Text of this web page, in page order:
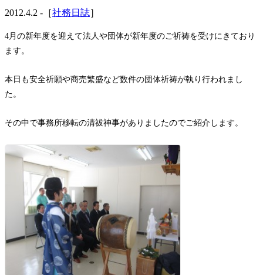
2012.4.2 -［社務日誌］
4月の新年度を迎えて法人や団体が新年度のご祈祷を受けにきており
ます。
本日も安全祈願や商売繁盛など数件の団体祈祷が執り行われまし
た。
その中で事務所移転の清祓神事がありましたのでご紹介します。